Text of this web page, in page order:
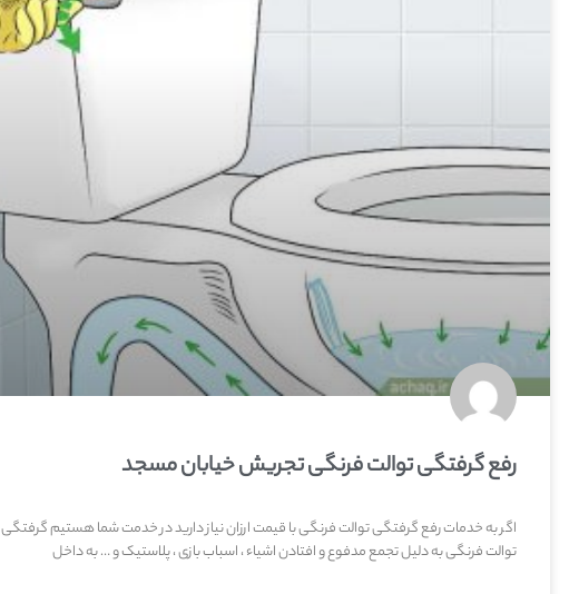
رفع گرفتگی توالت فرنگی تجریش خیابان مسجد
اگر به خدمات رفع گرفتگی توالت فرنگی با قیمت ارزان نیاز دارید در خدمت شما هستیم گرفتگی
توالت فرنگی به دلیل تجمع مدفوع و افتادن اشیاء ، اسباب بازی ، پلاستیک و … به داخل